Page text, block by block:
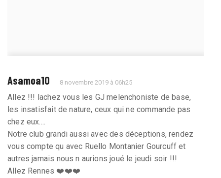
Asamoa10 8 novembre 2019 à 06h25
Allez !!! lachez vous les GJ melenchoniste de base,
les insatisfait de nature, ceux qui ne commande pas
chez eux....
Notre club grandi aussi avec des déceptions, rendez
vous compte qu avec Ruello Montanier Gourcuff et
autres jamais nous n aurions joué le jeudi soir !!!
Allez Rennes ❤️❤️❤️